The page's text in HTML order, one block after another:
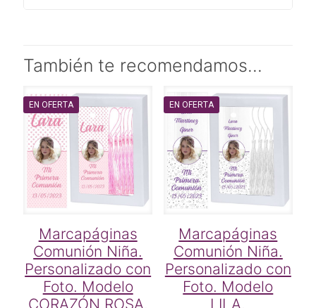
También te recomendamos…
EN OFERTA
Marcapáginas
Comunión Niña.
Personalizado con
Foto. Modelo
CORAZÓN ROSA.
EN OFERTA
Marcapáginas
Comunión Niña.
Personalizado con
Foto. Modelo
LILA.